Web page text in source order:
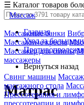
☰ Каталог товаров
Массаж
Массажные банки
Массажные кресла
Массажер для спины
массажеры
Свинг машины
массажного стола
Прессотерапия и
прессотерапии и
Главная
Уход за
Вернуться назад
Матрас